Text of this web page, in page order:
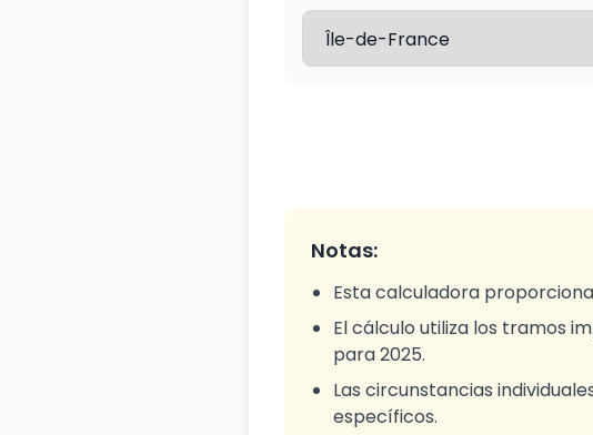
Notas:
Esta calculadora
El cálculo utiliza los tramos
para 2025.
Las circunstancias
específicos.